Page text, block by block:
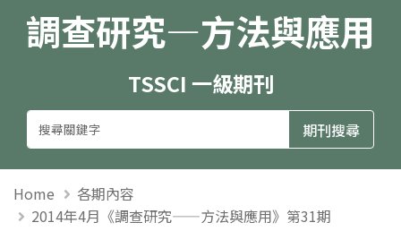
調查研究—方法與應用
TSSCI 一級期刊
Home
各期內容
2014年4月《調查研究——方法與應用》第31期